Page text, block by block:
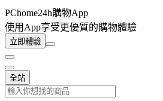
PChome24h購物App
使用App享受更優質的購物體驗
立即體驗
全站